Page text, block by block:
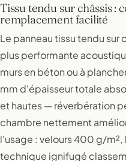
Tissu tendu sur châssis :
remplacement facilité
Le panneau tissu tendu sur
plus performante
murs en béton ou à
mm d'épaisseur totale
et hautes — réverbération
chambre nettement
l'usage : velours 400 g/m²,
technique ignifugé